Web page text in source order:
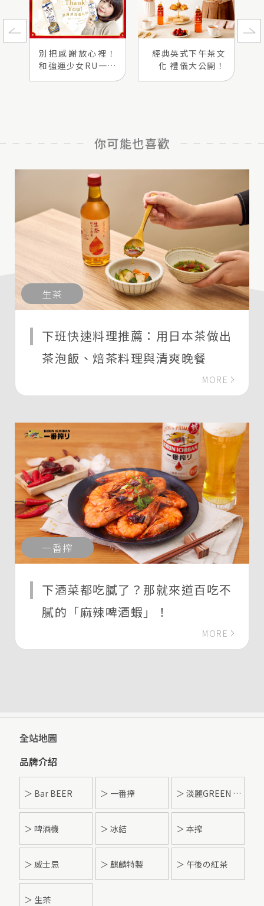
別把感謝放心裡！
和強運少女RU一起
經典英式下午茶文
化 禮儀大公開！
你可能也喜歡
生茶
下班快速料理推薦：用日本茶做出
茶泡飯、焙茶料理與清爽晚餐
MORE
一番搾
下酒菜都吃膩了？那就來道百吃不
膩的「麻辣啤酒蝦」！
MORE
全站地圖
品牌介紹
＞ Bar BEER ＞ 一番搾 ＞ 淡麗GREEN LABEL
＞ 啤酒機 ＞ 冰結 ＞ 本搾
＞ 威士忌 ＞ 麒麟特製 ＞ 午後の紅茶
＞ 生茶